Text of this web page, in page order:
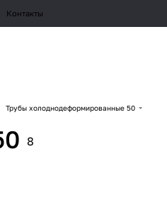
Контакты
Трубы холоднодеформированные 50
8